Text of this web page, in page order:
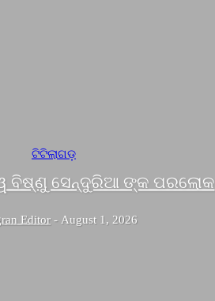
ଟିଟିଲାଗଡ଼
ବିଷ୍ଣୁ ସେନ୍ଦୁରିଆ ଙ୍କ ପରଲୋକ
Editor - August 1, 2026